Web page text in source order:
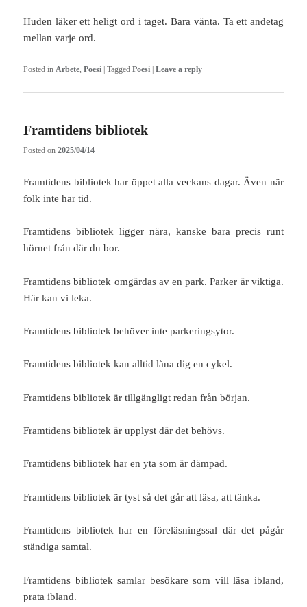
Huden läker ett heligt ord i taget. Bara vänta. Ta ett andetag
mellan varje ord.
Posted in Arbete ,Poesi |Tagged Poesi |Leave a reply
Framtidens bibliotek
Posted on2025/04/14
Framtidens bibliotek har öppet alla veckans dagar. Även när
folk inte har tid.
Framtidens bibliotek ligger nära, kanske bara precis runt
hörnet från där du bor.
Framtidens bibliotek omgärdas av en park. Parker är viktiga.
Här kan vi leka.
Framtidens bibliotek behöver inte parkeringsytor.
Framtidens bibliotek kan alltid låna dig en cykel.
Framtidens bibliotek är tillgängligt redan från början.
Framtidens bibliotek är upplyst där det behövs.
Framtidens bibliotek har en yta som är dämpad.
Framtidens bibliotek är tyst så det går att läsa, att tänka.
Framtidens bibliotek har en föreläsningssal där det pågår
ständiga samtal.
Framtidens bibliotek samlar besökare som vill läsa ibland,
prata ibland.